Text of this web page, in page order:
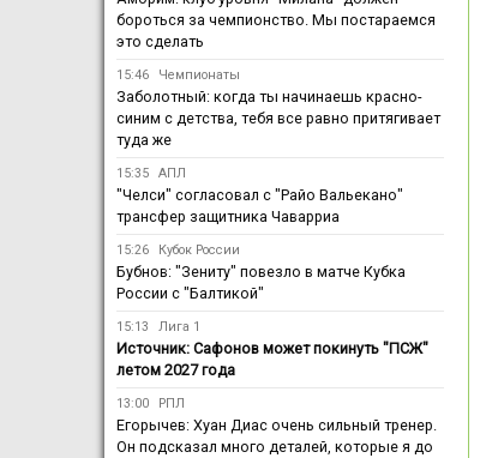
бороться за чемпионство. Мы постараемся
это сделать
15:46 Чемпионаты
Заболотный: когда ты начинаешь красно-
синим с детства, тебя все равно притягивает
туда же
15:35 АПЛ
"Челси" согласовал с "Райо Вальекано"
трансфер защитника Чаварриа
15:26 Кубок России
Бубнов: "Зениту" повезло в матче Кубка
России с "Балтикой"
15:13 Лига 1
Источник: Сафонов может покинуть "ПСЖ"
летом 2027 года
13:00 РПЛ
Егорычев: Хуан Диас очень сильный тренер.
Он подсказал много деталей, которые я до